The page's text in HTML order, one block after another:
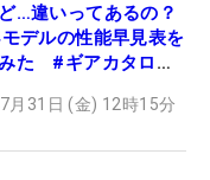
…違いってあるの？
デルの性能早見表を
た #ギアカタログ
月31日 (金) 12時15分